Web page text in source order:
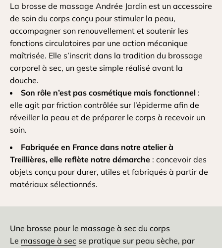
La brosse de massage Andrée Jardin est un accessoire
de soin du corps conçu pour stimuler la peau,
accompagner son renouvellement et soutenir les
fonctions circulatoires par une action mécanique
maîtrisée. Elle s’inscrit dans la tradition du brossage
corporel à sec, un geste simple réalisé avant la
douche.
Son rôle n’est pas cosmétique mais fonctionnel :
elle agit par friction contrôlée sur l’épiderme afin de
réveiller la peau et de préparer le corps à recevoir un
soin.
Fabriquée en France dans notre atelier à
Treillières, elle reflète notre démarche : concevoir des
objets conçu pour durer, utiles et fabriqués à partir de
matériaux sélectionnés.
Une brosse pour le massage à sec du corps
Le massage à sec se pratique sur peau sèche, par